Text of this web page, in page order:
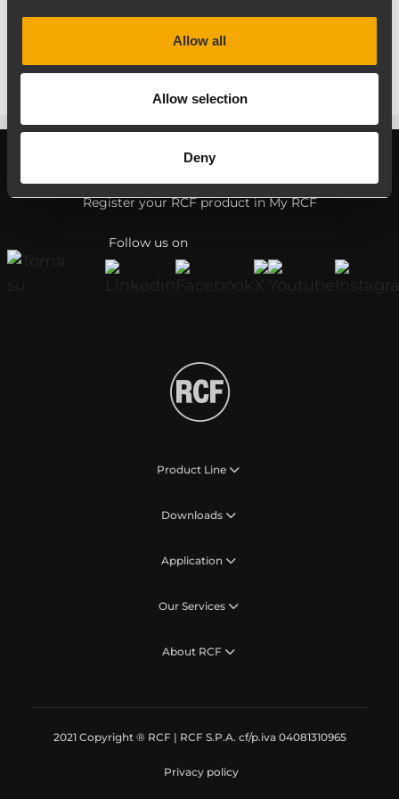
Allow all
Allow selection
Deny
Follow us on
Register your RCF product in My RCF
Product Line
Downloads
Application
Our Services
About RCF
2021 Copyright ® RCF | RCF S.P.A. cf/p.iva 04081310965
Privacy policy